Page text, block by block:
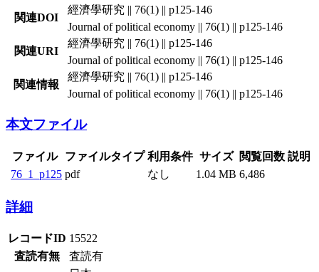
関連DOI
經濟學研究 || 76(1) || p125-146
Journal of political economy || 76(1) || p125-146
関連URI
經濟學研究 || 76(1) || p125-146
Journal of political economy || 76(1) || p125-146
関連情報
經濟學研究 || 76(1) || p125-146
Journal of political economy || 76(1) || p125-146
本文ファイル
ファイル ファイルタイプ 利用条件 サイズ 閲覧回数 説明
76_1_p125 pdf なし 1.04 MB 6,486
詳細
レコードID 15522
査読有無
査読有